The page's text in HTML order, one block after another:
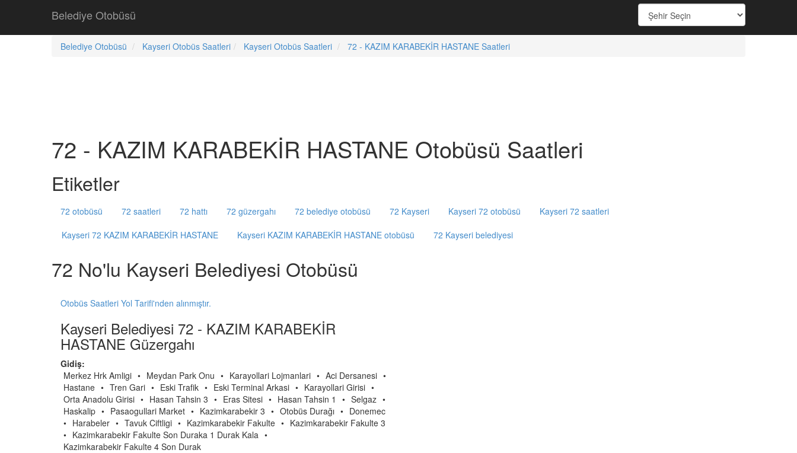
Belediye Otobüsü
Belediye Otobüsü Kayseri Otobüs Saatleri Kayseri Otobüs Saatleri 72 - KAZIM KARABEKİR HASTANE Saatleri
72 - KAZIM KARABEKİR HASTANE Otobüsü Saatleri
Etiketler
72 otobüsü 72 saatleri 72 hattı 72 güzergahı 72 belediye otobüsü 72 Kayseri Kayseri 72 otobüsü
Kayseri 72 saatleri
Kayseri 72 KAZIM KARABEKİR HASTANE
Kayseri KAZIM KARABEKİR HASTANE otobüsü 72 Kayseri belediyesi
72 No'lu Kayseri Belediyesi Otobüsü
Otobüs Saatleri Yol Tarifi'nden alınmıştır.
Kayseri Belediyesi 72 - KAZIM KARABEKİR
HASTANE Güzergahı
Gidiş:
Merkez Hrk Amligi • Meydan Park Onu • Karayollari Lojmanlari • Aci Dersanesi •
Hastane • Tren Gari • Eski Trafik • Eski Terminal Arkasi • Karayollari Girisi •
Orta Anadolu Girisi • Hasan Tahsin 3 • Eras Sitesi • Hasan Tahsin 1 • Selgaz •
Haskalip • Pasaogullari Market • Kazimkarabekir 3 • Otobüs Durağı • Donemec
• Harabeler • Tavuk Ciftligi • Kazimkarabekir Fakulte • Kazimkarabekir Fakulte 3
• Kazimkarabekir Fakulte Son Duraka 1 Durak Kala •
Kazimkarabekir Fakulte 4 Son Durak